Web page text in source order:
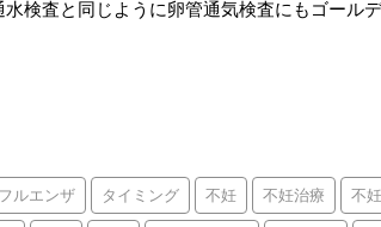
検査と同じように卵管通気検査にもゴール
ルエンザ タイミング 不妊 不妊治療 不